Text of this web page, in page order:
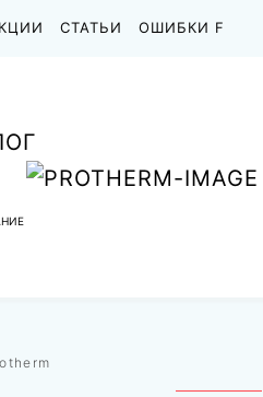
СТАТЬИ ОШИБКИ F